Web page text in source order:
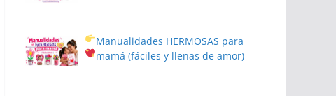
Manualidades HERMOSAS para
mamá (fáciles y llenas de amor)